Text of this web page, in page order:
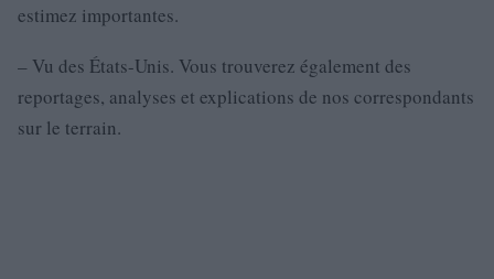
estimez importantes.
– Vu des États-Unis. Vous trouverez également des
reportages, analyses et explications de nos correspondants
sur le terrain.